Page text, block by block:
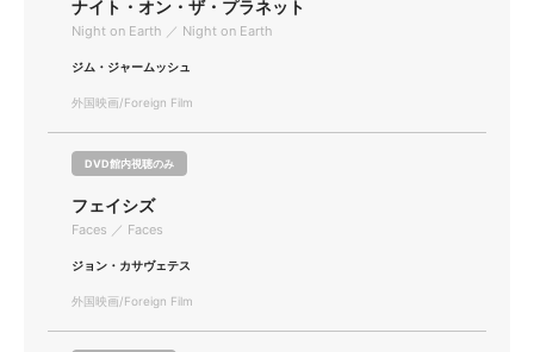
ナイト・オン・ザ・プラネット
Night on Earth ／ Night on Earth
ジム・ジャームッシュ
外国映画/Foreign Film
DVD館内視聴のみ
フェイシズ
Faces ／ Faces
ジョン・カサヴェテス
外国映画/Foreign Film